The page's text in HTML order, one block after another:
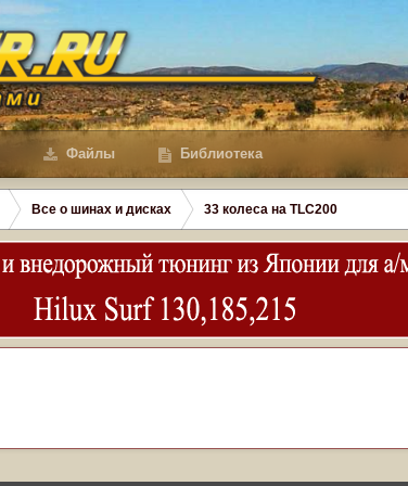
Файлы Библиотека
Все о шинах и дисках 33 колеса на TLC200